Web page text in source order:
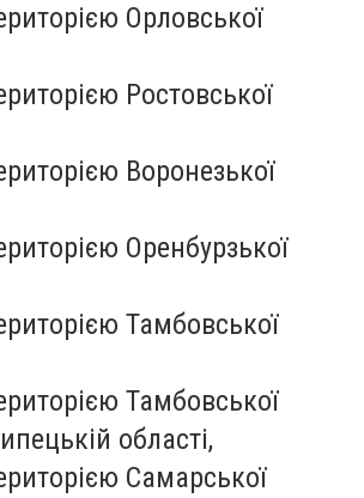
Орловської
Ростовської
Воронезької
Оренбурзької
Тамбовської
Тамбовської
області,
Самарської